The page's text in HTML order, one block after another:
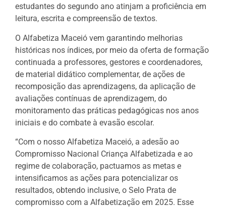
estudantes do segundo ano atinjam a proficiência em
leitura, escrita e compreensão de textos.
O Alfabetiza Maceió vem garantindo melhorias
históricas nos índices, por meio da oferta de formação
continuada a professores, gestores e coordenadores,
de material didático complementar, de ações de
recomposição das aprendizagens, da aplicação de
avaliações contínuas de aprendizagem, do
monitoramento das práticas pedagógicas nos anos
iniciais e do combate à evasão escolar.
“Com o nosso Alfabetiza Maceió, a adesão ao
Compromisso Nacional Criança Alfabetizada e ao
regime de colaboração, pactuamos as metas e
intensificamos as ações para potencializar os
resultados, obtendo inclusive, o Selo Prata de
compromisso com a Alfabetização em 2025. Esse